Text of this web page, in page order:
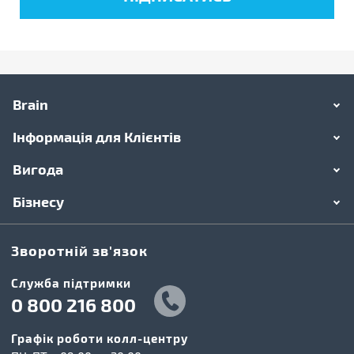
Brain
Інформація для Клієнтів
Вигода
Бізнесу
Зворотній зв'язок
Cлужба підтримки
0 800 216 800
Графік роботи колл-центру